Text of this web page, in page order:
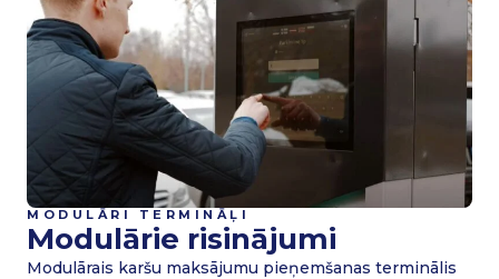
MODULĀRI TERMINĀĻI
Modulārie risinājumi
Modulārais karšu maksājumu pieņemšanas terminālis